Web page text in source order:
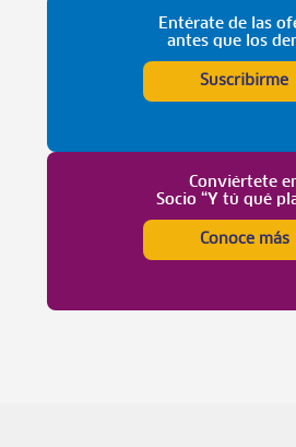
Entérate de las
antes que los
Suscribirme
Conviértete
Socio “Y tú qué
Conoce más